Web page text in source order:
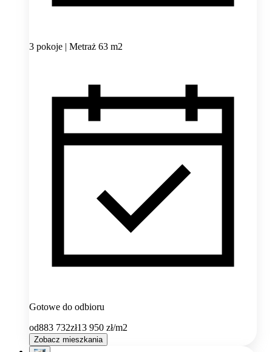
3 pokoje | Metraż 63 m2
Gotowe do odbioru
od883 732zł13 950 zł/m2
Zobacz mieszkania